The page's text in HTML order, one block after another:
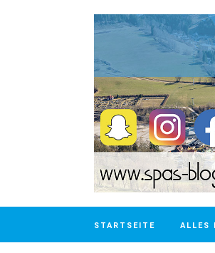
STARTSEITE ALLES